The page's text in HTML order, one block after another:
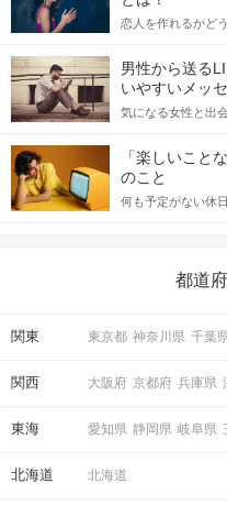
QRコードは開始直前に、
公式アプリの参加予定ペー
個室だから周りも気になら
恋人を作れるかど
てアプローチでき
格的に始めようと
をしっかりと理解
記事では、女性が
合にどのような行
男性から送る
いやすいメッ
気になる女性と出
しかし、中には「
っしゃるのではな
送るLINEでのデー
えながら解説する
「楽しいこと
のこと
何も予定がない休
の楽しいことアイ
都道
関東 東京都 神奈川県 千葉
関西 大阪府 京都府 兵庫県
東海 愛知県 静岡県 岐阜県
北海道 北海道